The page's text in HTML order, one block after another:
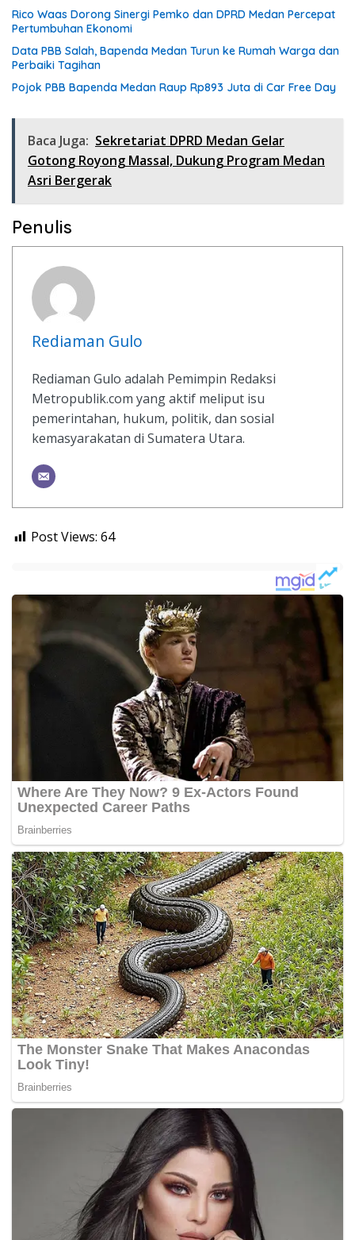
Rico Waas Dorong Sinergi Pemko dan DPRD Medan Percepat
Pertumbuhan Ekonomi
Data PBB Salah, Bapenda Medan Turun ke Rumah Warga dan
Perbaiki Tagihan
Pojok PBB Bapenda Medan Raup Rp893 Juta di Car Free Day
Baca Juga: Sekretariat DPRD Medan Gelar
Gotong Royong Massal, Dukung Program Medan
Asri Bergerak
Penulis
Rediaman Gulo
Rediaman Gulo adalah Pemimpin Redaksi
Metropublik.com yang aktif meliput isu
pemerintahan, hukum, politik, dan sosial
kemasyarakatan di Sumatera Utara.
Post Views: 64